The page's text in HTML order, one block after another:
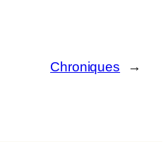
Chroniques →